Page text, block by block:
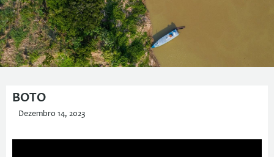
BOTO
Dezembro 14, 2023